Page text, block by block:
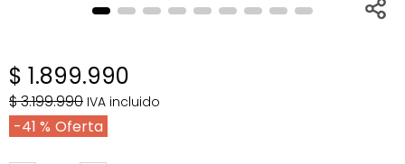
$ 1.899.990
$3.199.990 IVA incluido
41 %